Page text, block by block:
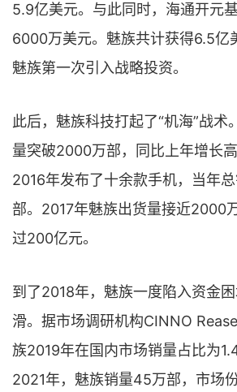
5.9亿美元。与此同时，海通开元
6000万美元。魅族共计获得6.5亿
魅族第一次引入战略投资。
此后，魅族科技打起了“机海”战术
量突破2000万部，同比上年增长
2016年发布了十余款手机，当年
部。2017年魅族出货量接近2000
过200亿元。
到了2018年，魅族一度陷入资金
滑。据市场调研机构CINNO
族2019年在国内市场销量占比为
2021年，魅族销量45万部，市场